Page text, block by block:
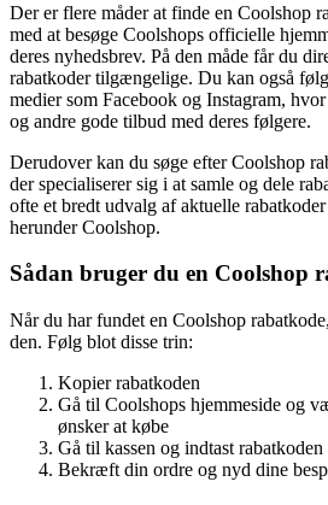
Der er flere måder at finde en Coolshop
med at besøge Coolshops officielle
deres nyhedsbrev. På den måde får du
rabatkoder tilgængelige. Du kan også
medier som Facebook og Instagram,
og andre gode tilbud med deres følgere.
Derudover kan du søge efter Coolshop
der specialiserer sig i at samle og dele
ofte et bredt udvalg af aktuelle
herunder Coolshop.
Sådan bruger du en Coolshop
Når du har fundet en Coolshop
den. Følg blot disse trin:
Kopier rabatkoden
Gå til Coolshops hjemmeside og
ønsker at købe
Gå til kassen og indtast
Bekræft din ordre og nyd dine